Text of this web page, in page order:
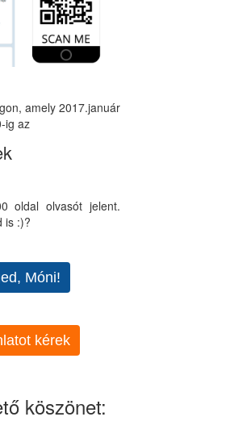
amely 2017.január
ig az
oldal olvasót jelent.
is :)?
Móni!
kérek
köszönet: